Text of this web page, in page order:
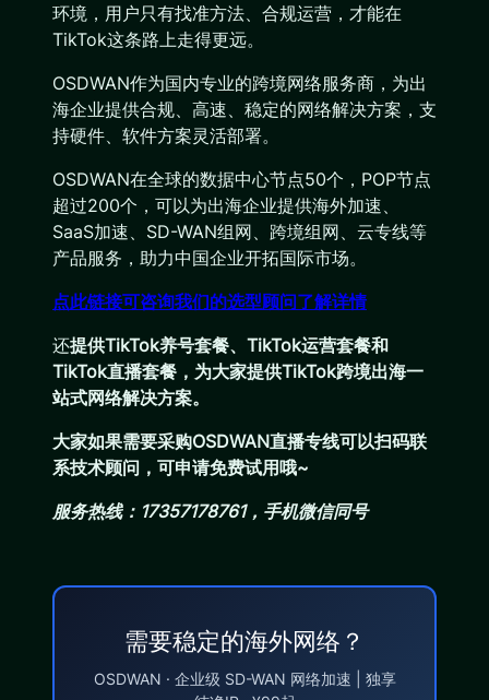
环境，用户只有找准方法、合规运营，才能在
TikTok这条路上走得更远。
OSDWAN作为国内专业的跨境网络服务商，为出
海企业提供合规、高速、稳定的网络解决方案，支
持硬件、软件方案灵活部署。
OSDWAN在全球的数据中心节点50个，POP节点
超过200个，可以为出海企业提供海外加速、
SaaS加速、SD-WAN组网、跨境组网、云专线等
产品服务，助力中国企业开拓国际市场。
点此链接可咨询我们的选型顾问了解详情
还提供TikTok养号套餐、TikTok运营套餐和
TikTok直播套餐，为大家提供TikTok跨境出海一
站式网络解决方案。
大家如果需要采购OSDWAN直播专线可以扫码联
系技术顾问，可申请免费试用哦~
服务热线：17357178761，手机微信同号
需要稳定的海外网络？
OSDWAN · 企业级 SD-WAN 网络加速 | 独享